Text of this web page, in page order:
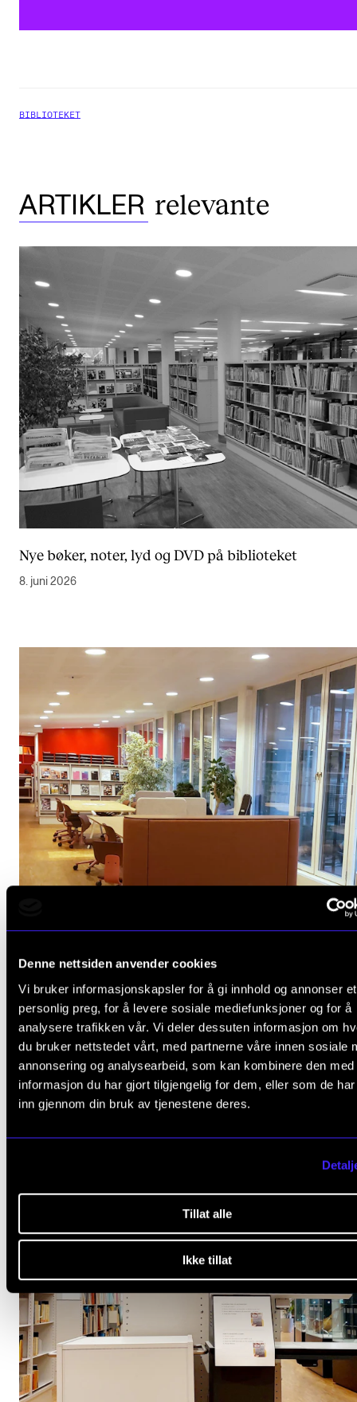
Denne nettsiden anvender cookies
Vi bruker informasjonskapsler for å gi innhold og annonser et
personlig preg, for å levere sosiale mediefunksjoner og for å
analysere trafikken vår. Vi deler dessuten informasjon om
du bruker nettstedet vårt, med partnerne våre innen sosiale
annonsering og analysearbeid, som kan kombinere den med
informasjon du har gjort tilgjengelig for dem, eller som de
inn gjennom din bruk av tjenestene deres.
Tillat alle
Ikke tillat
BIBLIOTEKET
ARTIKLER relevante
Nye bøker, noter, lyd og DVD på biblioteket
8. juni 2026
Nytt om biblioteket på tampen av høstsemesteret
25. nov. 2025